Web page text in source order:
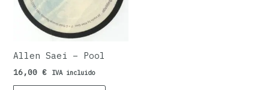
Allen Saei – Pool
16,00 € IVA incluido